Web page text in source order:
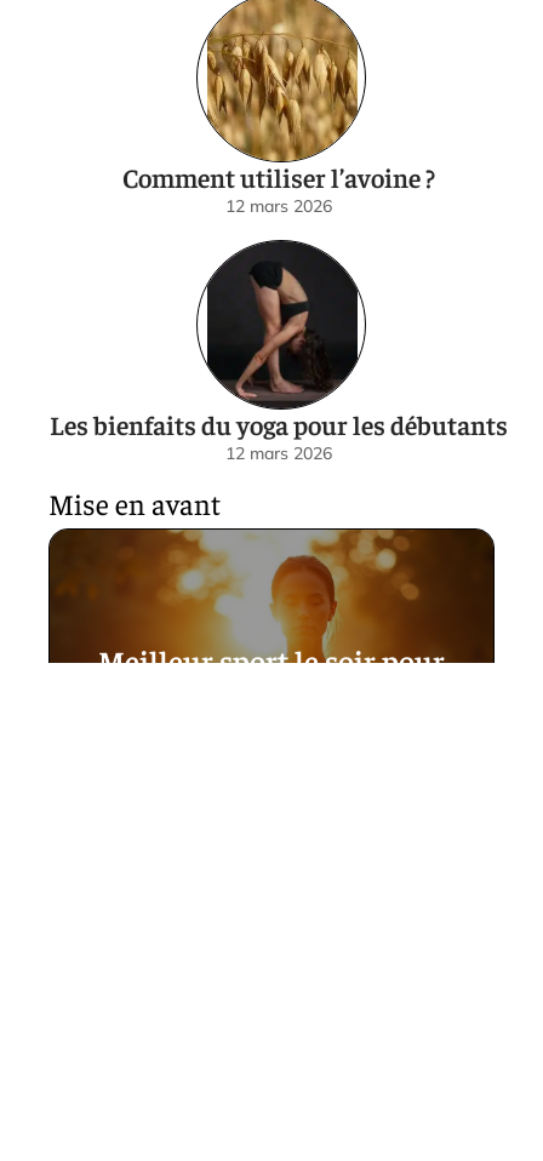
Comment utiliser l’avoine ?
12 mars 2026
Les bienfaits du yoga pour les débutants
12 mars 2026
Mise en avant
Meilleur sport le soir pour